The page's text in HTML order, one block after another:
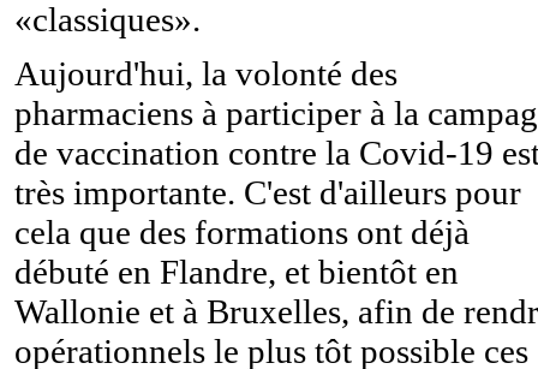
«classiques».
Aujourd'hui, la volonté des
pharmaciens à participer à la
de vaccination contre la Covid-19
très importante. C'est d'ailleurs pour
cela que des formations ont déjà
débuté en Flandre, et bientôt en
Wallonie et à Bruxelles, afin de
opérationnels le plus tôt possible ces